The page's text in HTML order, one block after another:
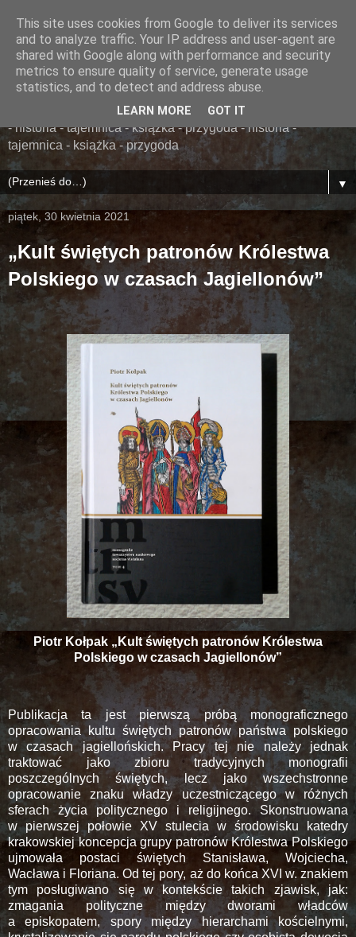
......... ZAPOMNIANA
BIBLIOTEKA ........
książka - przygoda - historia - tajemnica - książka - przygoda
- historia - tajemnica - książka - przygoda - historia -
tajemnica - książka - przygoda
▼
piątek, 30 kwietnia 2021
„Kult świętych patronów Królestwa
Polskiego w czasach Jagiellonów”
Piotr Kołpak „Kult świętych patronów Królestwa
Polskiego w czasach Jagiellonów”
Publikacja ta jest pierwszą próbą monograficznego
opracowania kultu świętych patronów państwa polskiego
w czasach jagiellońskich. Pracy tej nie należy jednak
traktować jako zbioru tradycyjnych monografii
poszczególnych świętych, lecz jako wszechstronne
opracowanie znaku władzy uczestniczącego w różnych
sferach życia politycznego i religijnego. Skonstruowana
w pierwszej połowie XV stulecia w środowisku katedry
krakowskiej koncepcja grupy patronów Królestwa Polskiego
ujmowała postaci świętych Stanisława, Wojciecha,
Wacława i Floriana. Od tej pory, aż do końca XVI w. znakiem
tym posługiwano się w kontekście takich zjawisk, jak:
zmagania polityczne między dworami władców
a episkopatem, spory między hierarchami kościelnymi,
This site uses cookies from Google to deliver its services
and to analyze traffic. Your IP address and user-agent are
shared with Google along with performance and security
metrics to ensure quality of service, generate usage
statistics, and to detect and address abuse.
LEARN MORE GOT IT